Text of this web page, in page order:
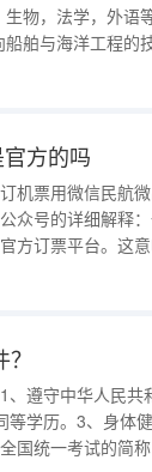
物，法学，外语
舶与海洋工程的
修理与建造的基础
方的吗
机票用微信民航
众号的详细解释
方订票平台。这
规、合法的机票预
、遵守中华人民共
等学历。3、身体
国统一考试的简